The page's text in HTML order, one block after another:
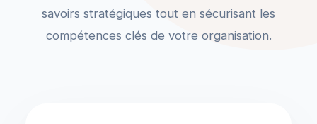
savoirs stratégiques tout en sécurisant les
compétences clés de votre organisation.